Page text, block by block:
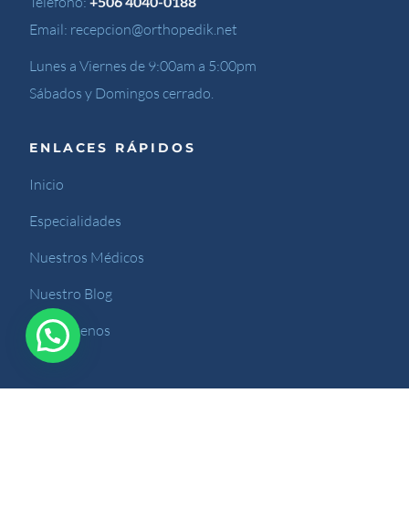
Email: recepcion@orthopedik.net
Lunes a Viernes de 9:00am a 5:00pm
Sábados y Domingos cerrado.
ENLACES RÁPIDOS
Inicio
Especialidades
Nuestros Médicos
Nuestro Blog
Contáctenos